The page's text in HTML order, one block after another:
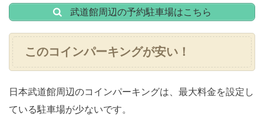
武道館周辺の予約駐車場はこちら
このコインパーキングが安い！
日本武道館周辺のコインパーキングは、最大料金を設定し
ている駐車場が少ないです。